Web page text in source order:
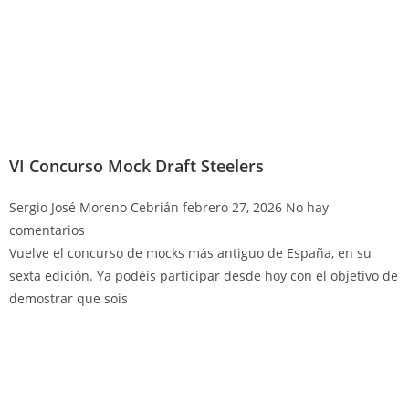
VI Concurso Mock Draft Steelers
Sergio José Moreno Cebrián febrero 27, 2026 No hay
comentarios
Vuelve el concurso de mocks más antiguo de España, en su
sexta edición. Ya podéis participar desde hoy con el objetivo de
demostrar que sois